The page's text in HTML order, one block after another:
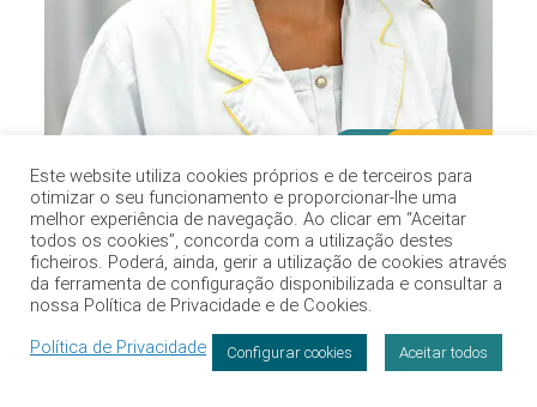
Medicina Física e de Reabilitação
Luisa Viana Pinto, Dra.
Alfena
Marcação
Este website utiliza cookies próprios e de terceiros para
otimizar o seu funcionamento e proporcionar-lhe uma
melhor experiência de navegação. Ao clicar em “Aceitar
todos os cookies”, concorda com a utilização destes
ficheiros. Poderá, ainda, gerir a utilização de cookies através
da ferramenta de configuração disponibilizada e consultar a
nossa Política de Privacidade e de Cookies.
Política de Privacidade
Configurar cookies Aceitar todos